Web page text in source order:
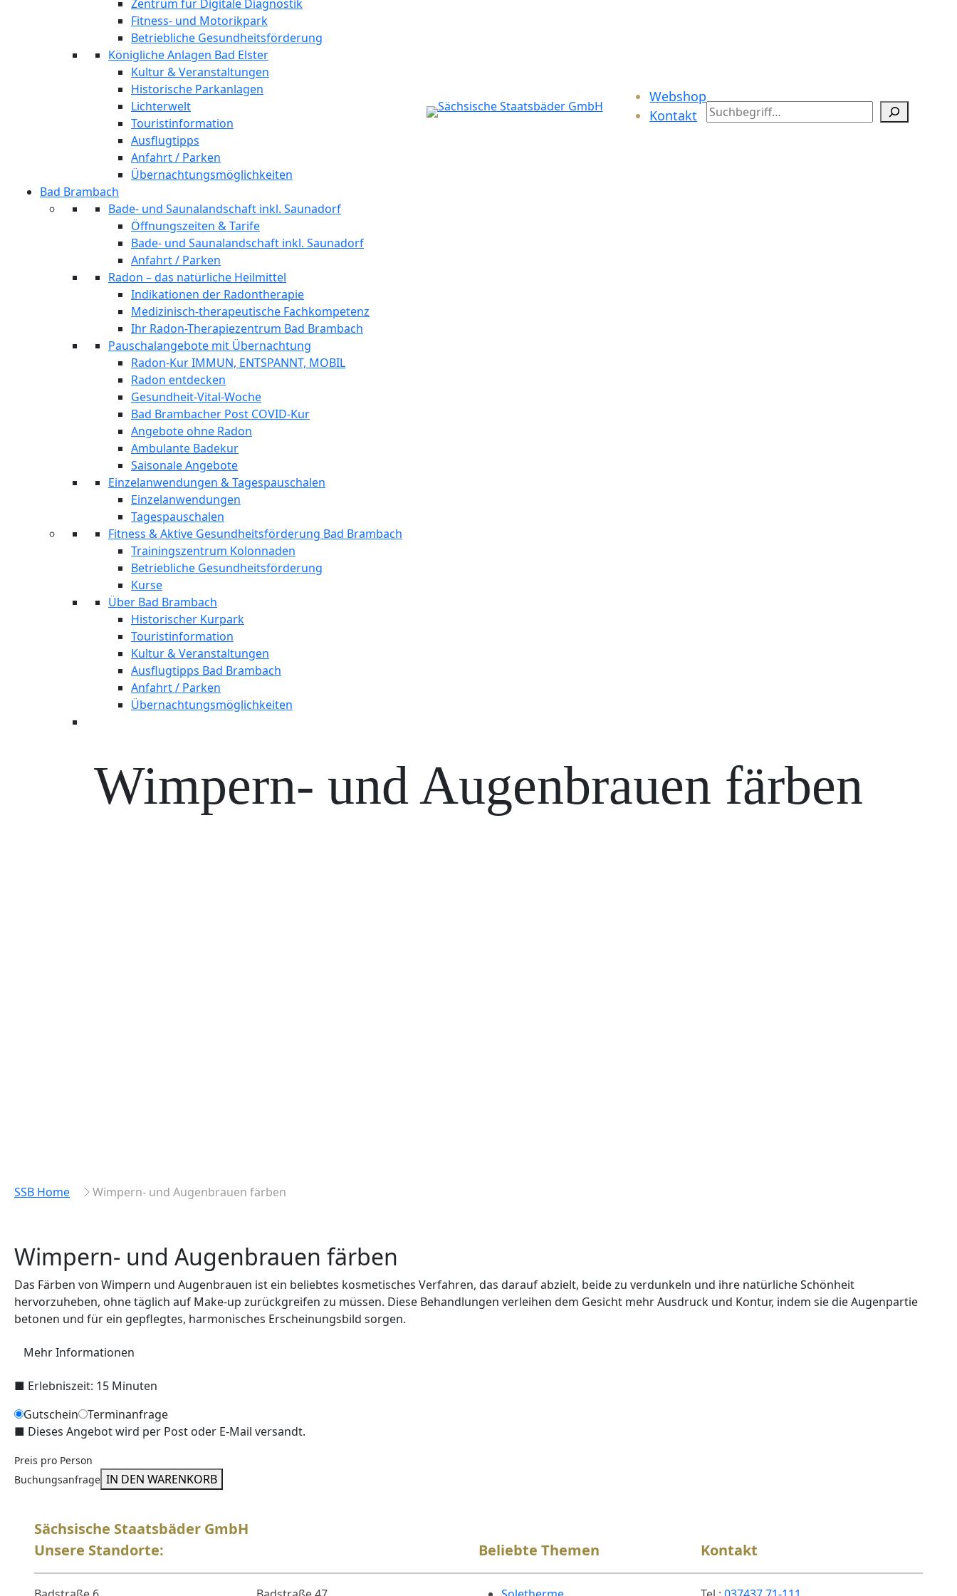
Zentrum für Digitale Diagnostik
Fitness- und Motorikpark
Betriebliche Gesundheitsförderung
Königliche Anlagen Bad Elster
Kultur & Veranstaltungen
Historische Parkanlagen
Lichterwelt
Touristinformation
Ausflugtipps
Anfahrt / Parken
Übernachtungsmöglichkeiten
Bad Brambach
Bade- und Saunalandschaft inkl. Saunadorf
Öffnungszeiten & Tarife
Bade- und Saunalandschaft inkl. Saunadorf
Anfahrt / Parken
Radon – das natürliche Heilmittel
Indikationen der Radontherapie
Medizinisch-therapeutische Fachkompetenz
Ihr Radon-Therapiezentrum Bad Brambach
Pauschalangebote mit Übernachtung
Radon-Kur IMMUN, ENTSPANNT, MOBIL
Radon entdecken
Gesundheit-Vital-Woche
Bad Brambacher Post COVID-Kur
Angebote ohne Radon
Ambulante Badekur
Saisonale Angebote
Einzelanwendungen & Tagespauschalen
Einzelanwendungen
Tagespauschalen
Fitness & Aktive Gesundheitsförderung Bad Brambach
Trainingszentrum Kolonnaden
Betriebliche Gesundheitsförderung
Kurse
Über Bad Brambach
Historischer Kurpark
Touristinformation
Kultur & Veranstaltungen
Ausflugtipps Bad Brambach
Anfahrt / Parken
Übernachtungsmöglichkeiten
Webshop
Kontakt
Search
Wimpern- und Augenbrauen färben
SSB Home Wimpern- und Augenbrauen färben
Wimpern- und Augenbrauen färben
Das Färben von Wimpern und Augenbrauen ist ein beliebtes kosmetisches Verfahren, das darauf abzielt, beide zu verdunkeln und ihre natürliche Schönheit
hervorzuheben, ohne täglich auf Make-up zurückgreifen zu müssen. Diese Behandlungen verleihen dem Gesicht mehr Ausdruck und Kontur, indem sie die Augenpartie
betonen und für ein gepflegtes, harmonisches Erscheinungsbild sorgen.
Mehr Informationen
■ Erlebniszeit: 15 Minuten
Gutschein
Terminanfrage
■ Dieses Angebot wird per Post oder E-Mail versandt.
Preis pro Person
Buchungsanfrage IN DEN WARENKORB
Sächsische Staatsbäder GmbH
Unsere Standorte:
Beliebte Themen Kontakt